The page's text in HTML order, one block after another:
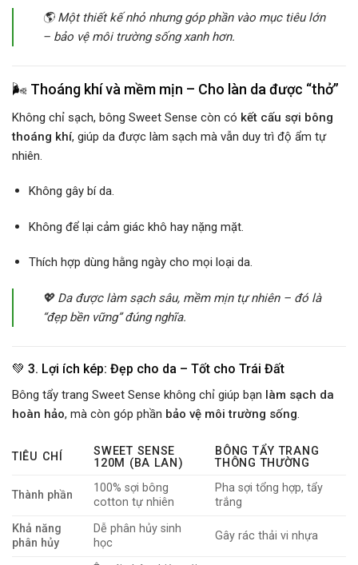
🌎 Một thiết kế nhỏ nhưng góp phần vào mục tiêu lớn
– bảo vệ môi trường sống xanh hơn.
🌬️ Thoáng khí và mềm mịn – Cho làn da được “thở”
Không chỉ sạch, bông Sweet Sense còn có kết cấu sợi bông
thoáng khí, giúp da được làm sạch mà vẫn duy trì độ ẩm tự
nhiên.
Không gây bí da.
Không để lại cảm giác khô hay nặng mặt.
Thích hợp dùng hằng ngày cho mọi loại da.
💖 Da được làm sạch sâu, mềm mịn tự nhiên – đó là
“đẹp bền vững” đúng nghĩa.
💚 3. Lợi ích kép: Đẹp cho da – Tốt cho Trái Đất
Bông tẩy trang Sweet Sense không chỉ giúp bạn làm sạch da
hoàn hảo, mà còn góp phần bảo vệ môi trường sống.
TIÊU CHÍ
SWEET SENSE
120M (BA LAN)
BÔNG TẨY TRANG
THÔNG THƯỜNG
Thành phần
100% sợi bông
cotton tự nhiên
Pha sợi tổng hợp, tẩy
trắng
Khả năng
phân hủy
Dễ phân hủy sinh
học
Gây rác thải vi nhựa